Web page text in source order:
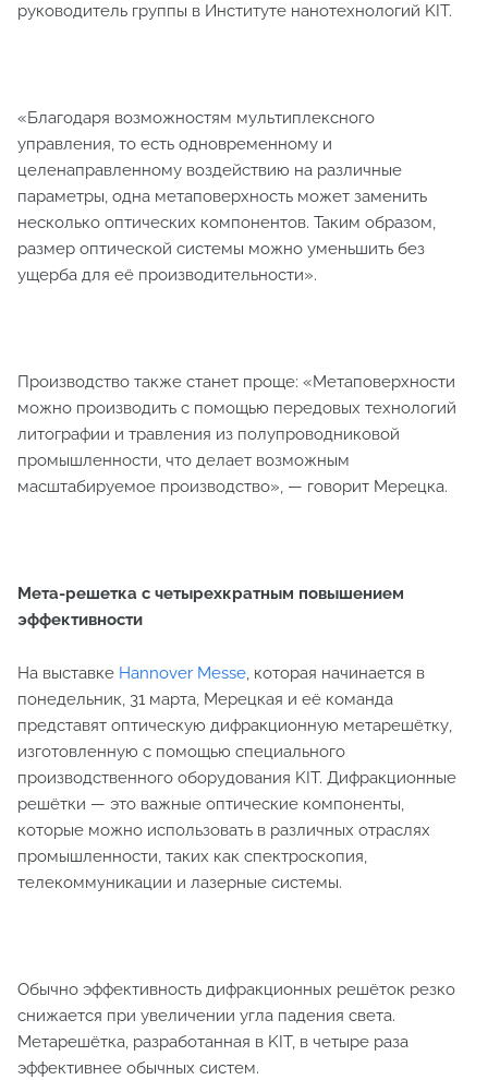
руководитель группы в Институте нанотехнологий KIT.
«Благодаря возможностям мультиплексного
управления, то есть одновременному и
целенаправленному воздействию на различные
параметры, одна метаповерхность может заменить
несколько оптических компонентов. Таким образом,
размер оптической системы можно уменьшить без
ущерба для её производительности».
Производство также станет проще: «Метаповерхности
можно производить с помощью передовых технологий
литографии и травления из полупроводниковой
промышленности, что делает возможным
масштабируемое производство», — говорит Мерецка.
Мета-решетка с четырехкратным повышением
эффективности
На выставке Hannover Messe, которая начинается в
понедельник, 31 марта, Мерецкая и её команда
представят оптическую дифракционную метарешётку,
изготовленную с помощью специального
производственного оборудования KIT. Дифракционные
решётки — это важные оптические компоненты,
которые можно использовать в различных отраслях
промышленности, таких как спектроскопия,
телекоммуникации и лазерные системы.
Обычно эффективность дифракционных решёток резко
снижается при увеличении угла падения света.
Метарешётка, разработанная в KIT, в четыре раза
эффективнее обычных систем.